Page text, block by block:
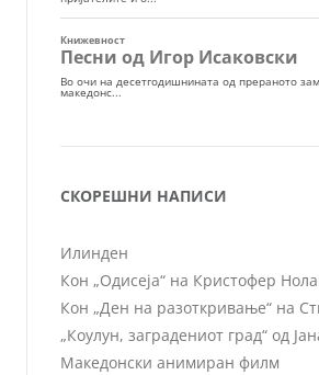
СКОРЕШНИ НАПИСИ
Илинден
Кон „Одисеја“ на Кристофер
Кон „Ден на разоткривање“ на
„Коулун, заградениот град“ од
Македонски анимиран филм